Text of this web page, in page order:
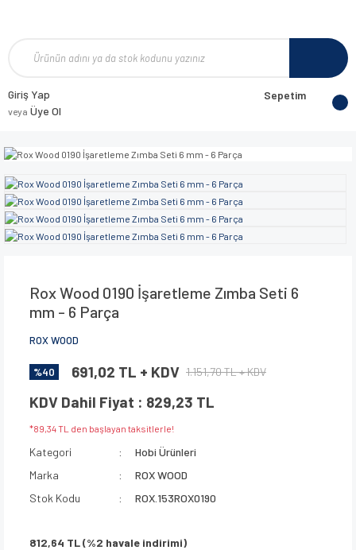
Giriş Yap
veya Üye Ol
Sepetim
Rox Wood 0190 İşaretleme Zımba Seti 6
mm - 6 Parça
ROX WOOD
%40 691,02 TL + KDV 1.151,70 TL + KDV
KDV Dahil Fiyat : 829,23 TL
*89,34 TL den başlayan taksitlerle!
Kategori
Hobi Ürünleri
Marka
ROX WOOD
Stok Kodu
ROX.153ROX0190
812,64 TL (%2 havale indirimi)